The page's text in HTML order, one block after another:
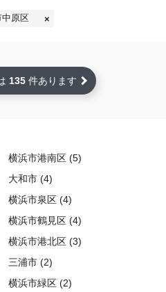
中原区
135 件あります
横浜市港南区 (5)
大和市 (4)
横浜市泉区 (4)
横浜市鶴見区 (4)
横浜市港北区 (3)
三浦市 (2)
横浜市緑区 (2)